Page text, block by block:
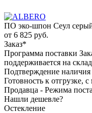
ПО эко-шпон Сеул
от 6 825 руб.
Заказ*
Программа поставки
поддерживается на
Подтверждение наличия
Готовность к отгрузке,
Продавца - Режима
Нашли дешевле?
Остекление